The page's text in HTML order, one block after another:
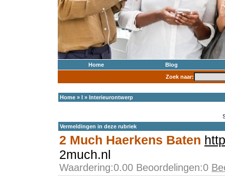
Home
Blog
Zoek naar:
Home » I » Interieurontwerp
Vermeldingen in deze rubriek
2 Much Haerkens Baten
2much.nl
Waardering:0.00 Beoordelingen:0